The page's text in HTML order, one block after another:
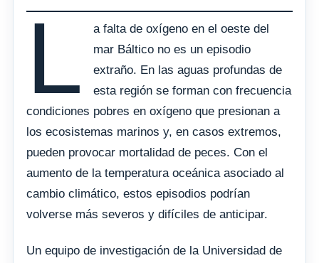
L
a falta de oxígeno en el oeste del
mar Báltico no es un episodio
extraño. En las aguas profundas de
esta región se forman con frecuencia
condiciones pobres en oxígeno que presionan a
los ecosistemas marinos y, en casos extremos,
pueden provocar mortalidad de peces. Con el
aumento de la temperatura oceánica asociado al
cambio climático, estos episodios podrían
volverse más severos y difíciles de anticipar.
Un equipo de investigación de la Universidad de